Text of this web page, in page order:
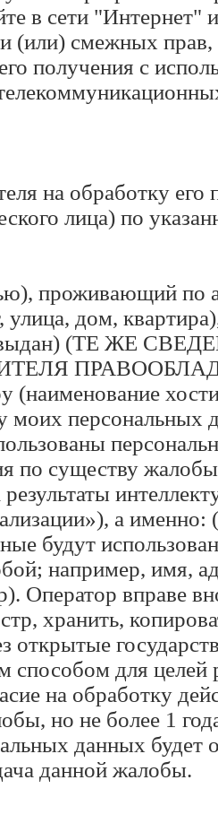
в сети
и (или) смежных
получения с
на обработку
лица) по
проживающий по
улица, дом,
выдан) (ТЕ ЖЕ
(наименование
моих персональных
по существу
а именно:
будут
например, имя,
Оператор вправе
хранить,
открытые
способом для целей
на обработку
но не более 1
данных будет
данной жалобы.